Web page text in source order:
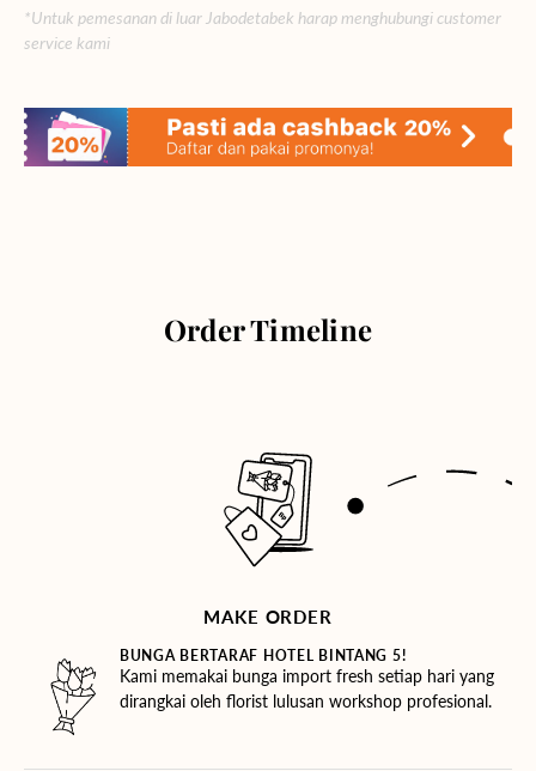
*Untuk pemesanan di luar Jabodetabek harap menghubungi customer
service kami
Order Timeline
MAKE ORDER
BUNGA BERTARAF HOTEL BINTANG 5!
Kami memakai bunga import fresh setiap hari yang
dirangkai oleh florist lulusan workshop profesional.